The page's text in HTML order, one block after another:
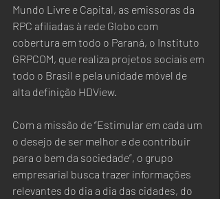
Mundo Livre e Capital, as emissoras da
RPC afiliadas à rede Globo com
cobertura em todo o Paraná, o Instituto
GRPCOM, que realiza projetos sociais em
todo o Brasil e pela unidade móvel de
alta definição HDView.
Com a missão de “Estimular em cada um
o desejo de ser melhor e de contribuir
para o bem da sociedade”, o grupo
empresarial busca trazer informações
relevantes do dia a dia das cidades, do